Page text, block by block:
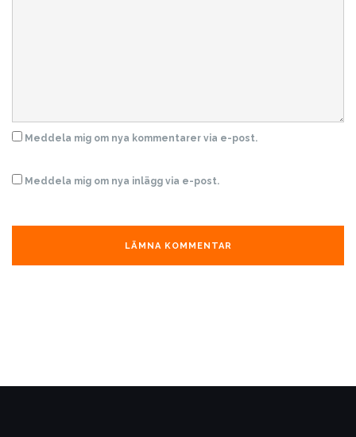
Meddela mig om nya kommentarer via e-post.
Meddela mig om nya inlägg via e-post.